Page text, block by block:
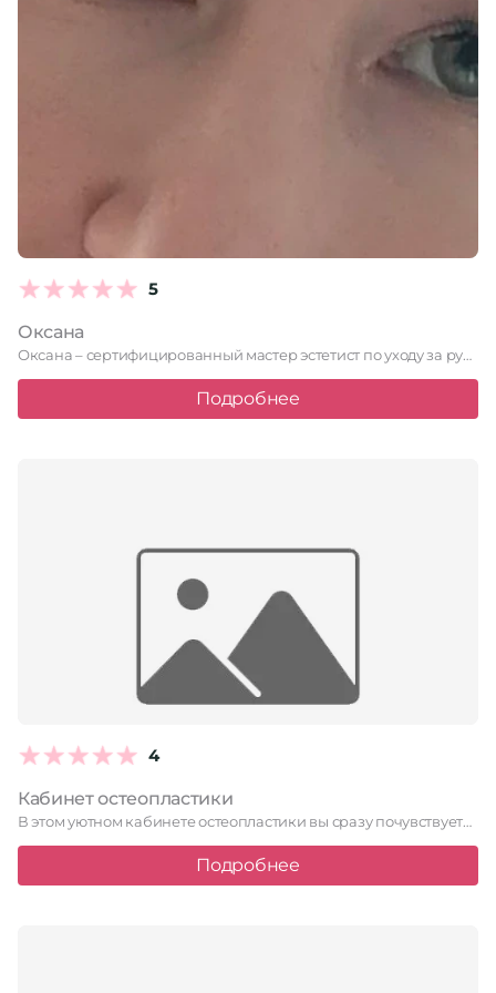
5
Оксана
Оксана – сертифицированный мастер эстетист по уходу за руками и …
Подробнее
4
Кабинет остеопластики
В этом уютном кабинете остеопластики вы сразу почувствуете атмосферу спокойствия …
Подробнее